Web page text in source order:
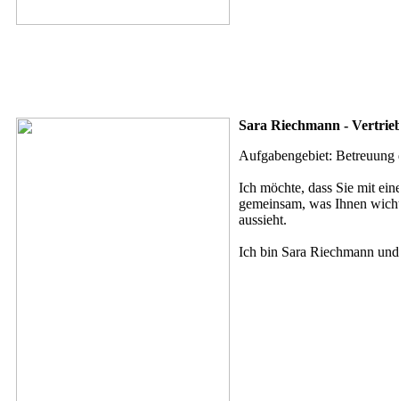
Sara Riechmann -
Aufgabengebiet:
Ich möchte, dass Sie mit
gemeinsam, was Ihnen
aussieht.
Ich bin Sara Riechmann